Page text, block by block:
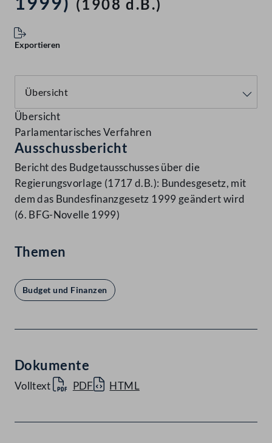
(1908 d.B.)
Exportieren
Übersicht
Parlamentarisches Verfahren
Ausschussbericht
Bericht des Budgetausschusses über die
Regierungsvorlage (1717 d.B.): Bundesgesetz, mit
dem das Bundesfinanzgesetz 1999 geändert wird
(6. BFG-Novelle 1999)
Themen
Budget und Finanzen
Dokumente
Volltext PDF HTML